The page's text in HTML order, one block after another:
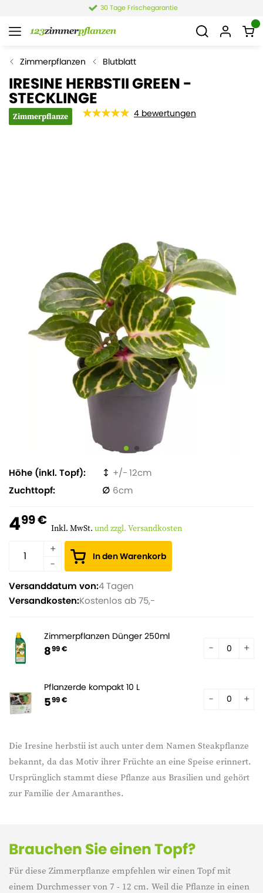
30 Tage Frischegarantie
Zimmerpflanzen Blutblatt
IRESINE HERBSTII GREEN -
STECKLINGE
Zimmerpflanze 4 bewertungen
Die Iresine herbstii ist auch unter dem Namen Steakpflanze
bekannt, da das Motiv ihrer Früchte an eine Speise erinnert.
Ursprünglich stammt diese Pflanze aus Brasilien und gehört
zur Familie der Amaranthes.
Höhe (inkl. Topf)
12
Zuchttopf
6
499 € Inkl. MwSt. und zzgl. Versandkosten
In den Warenkorb
Versanddatum von:4 Tagen
Versandkosten:Kostenlos ab 75,-
Zimmerpflanzen Dünger 250ml
899 €
Pflanzerde kompakt 10 L
599 €
Brauchen Sie einen Topf?
Für diese Zimmerpflanze empfehlen wir einen Topf mit
einem Durchmesser von 7 - 12 cm. Weil die Pflanze in einen